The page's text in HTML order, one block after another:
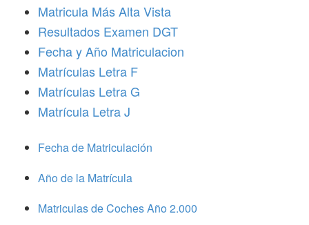
Matricula Más Alta Vista
Resultados Examen DGT
Fecha y Año Matriculacion
Matrículas Letra F
Matrículas Letra G
Matrícula Letra J
Fecha de Matriculación
Año de la Matrícula
Matriculas de Coches Año 2.000